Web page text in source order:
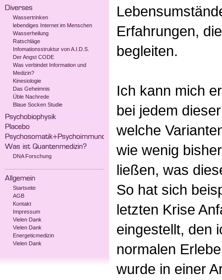
Wassertrinken
lebendiges Internet im Menschen
Wasserheilung
Ratschläge
Infomationsstruktur von A.I.D.S.
Der Angst CODE
Was verbindet Information und
Medizin?
Kinesiologie
Das Geheimnis
Üble Nachrede
Blaue Socken Studie
DNA Forschung
Startseite
AGB
Kontakt
Impressum
Vielen Dank
Vielen Dank
Energeticmedizin
Vielen Dank
Erfahrungen,
begleiten.
Ich kann mich
bei jedem
welche
wie wenig
ließen, was
So hat sich
letzten Krise
eingestellt, den
normalen
wurde in einer